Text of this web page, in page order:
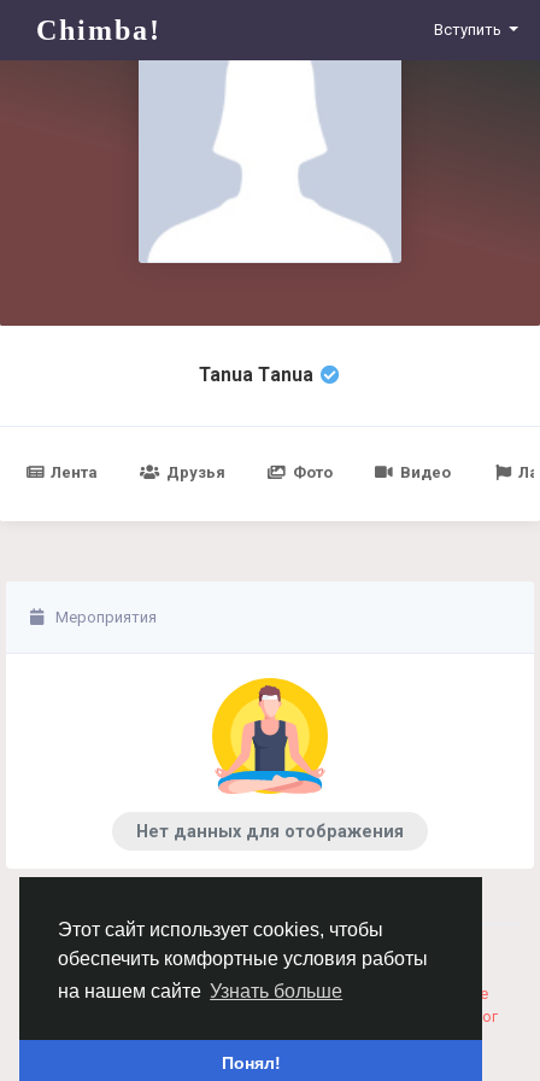
Этот сайт использует cookies, чтобы
обеспечить комфортные условия работы
на нашем сайте Узнать больше
Понял!
Chimba! Вступить
Tanua Тanua
Лента Друзья Фото Видео
Мероприятия
Нет данных для отображения
© 2026 Chimba!
Русский
Правила размещения и покупки товаров
Как добавить
вакансию
Правила размещения статей
Соглашение
Каталог